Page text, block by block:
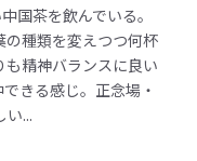
国茶を飲んでいる。
の種類を変えつつ何杯
精神バランスに良い
きる感じ。正念場・
い...